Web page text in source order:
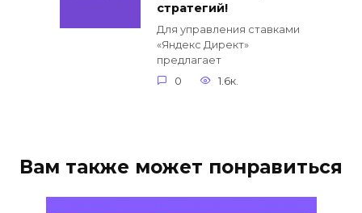
стратегий!
Для управления ставками
«Яндекс Директ»
предлагает
0
1.6к.
Вам также может понравиться